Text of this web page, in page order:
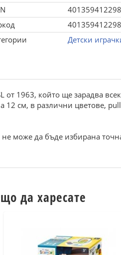
Детски
от 1963, който ще зарадва
12 см, в различни цветове,
може да бъде избирана
да харесате